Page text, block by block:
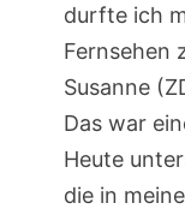
durfte ich
Fernsehen
Susanne
Das war
Heute
die in